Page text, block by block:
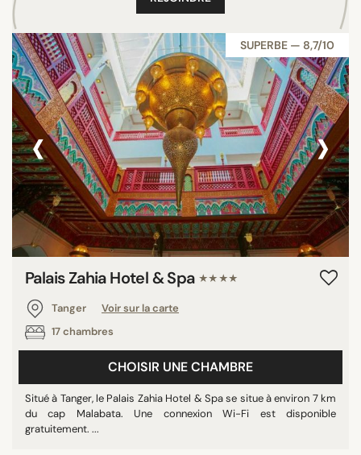
SUPERBE — 8,7/10
‹ ›
Palais Zahia Hotel & Spa ★★★★
Tanger
Voir sur la carte
17 chambres
CHOISIR UNE CHAMBRE
Situé à Tanger, le Palais Zahia Hotel & Spa se situe à environ 7 km
du cap Malabata. Une connexion Wi-Fi est disponible
gratuitement. ...